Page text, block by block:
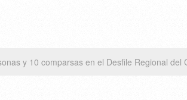
y 10 comparsas en el Desfile Regional